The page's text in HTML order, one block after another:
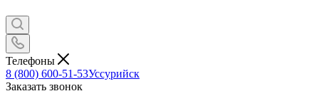
Телефоны
8 (800) 600-51-53Уссурийск
Заказать звонок